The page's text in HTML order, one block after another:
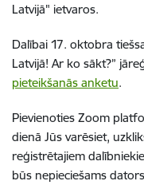
Latvijā" ietvaros.
Dalībai 17. oktobra
Latvijā! Ar ko sākt?”
pieteikšanās anketu.
Pievienoties Zoom
dienā Jūs varēsiet,
reģistrētajiem
būs nepieciešams